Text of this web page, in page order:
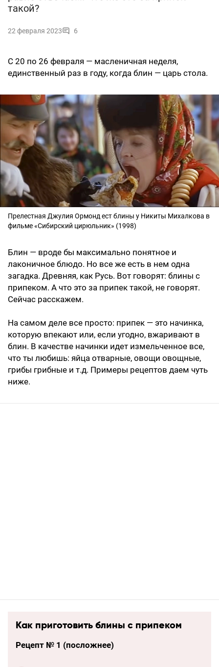
такой?
22 февраля 2023 6
С 20 по 26 февраля — масленичная неделя,
единственный раз в году, когда блин — царь стола.
Прелестная Джулия Ормонд ест блины у Никиты Михалкова в
фильме «Сибирский цирюльник» (1998)
Блин — вроде бы максимально понятное и
лаконичное блюдо. Но все же есть в нем одна
загадка. Древняя, как Русь. Вот говорят: блины с
припеком. А что это за припек такой, не говорят.
Сейчас расскажем.
На самом деле все просто: припек — это начинка,
которую впекают или, если угодно, вжаривают в
блин. В качестве начинки идет измельченное все,
что ты любишь: яйца отварные, овощи овощные,
грибы грибные и т.д. Примеры рецептов даем чуть
ниже.
Как приготовить блины с припеком
Рецепт № 1 (посложнее)